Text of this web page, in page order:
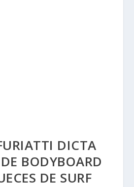
DICTA
BODYBOARD
DE SURF